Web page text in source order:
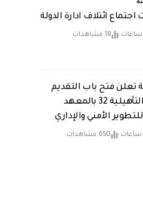
ائتلاف ادارة الدولة
18 مشاهدات
تعلن فتح باب التقديم
للدورة التأهيلية 32 بالمعهد
الأمني والإداري
650 مشاهدات